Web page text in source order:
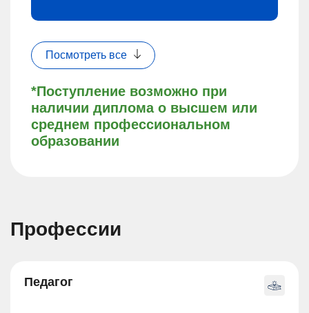
*Поступление возможно при
наличии диплома о высшем или
среднем профессиональном
образовании
Посмотреть все
Профессии
Педагог